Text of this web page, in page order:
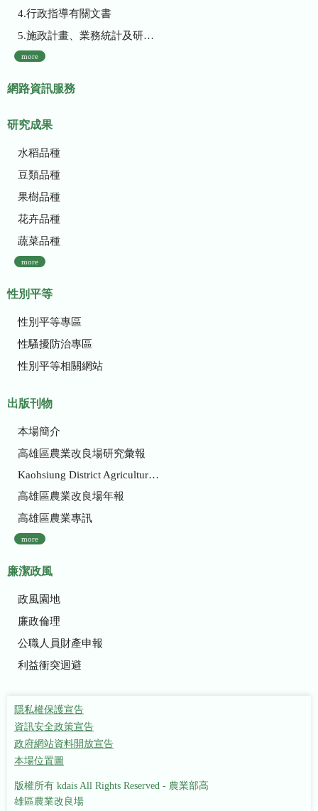
4.行政指導有關文書
5.施政計畫、業務統計及研究報告
more
網路資訊服務
研究成果
水稻品種
豆類品種
果樹品種
花卉品種
蔬菜品種
more
性別平等
性別平等專區
性騷擾防治專區
性別平等相關網站
出版刊物
本場簡介
高雄區農業改良場研究彙報
Kaohsiung District Agricultural Research and Extension Station
高雄區農業改良場年報
高雄區農業專訊
more
廉潔政風
政風園地
廉政倫理
公職人員財產申報
利益衝突迴避
隱私權保護宣告
資訊安全政策宣告
政府網站資料開放宣告
本場位置圖
版權所有 kdais All Rights Reserved - 農業部高
雄區農業改良場